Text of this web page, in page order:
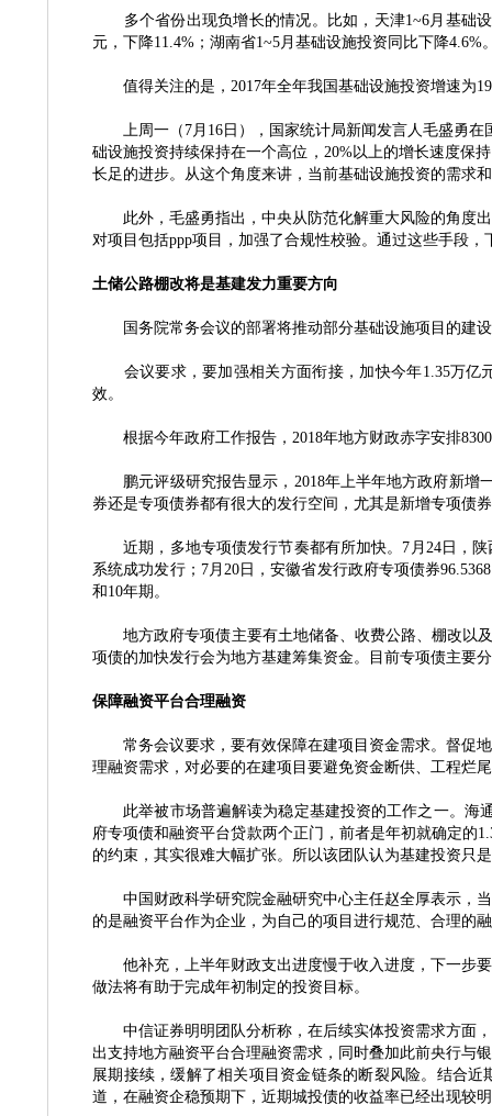
多个省份出现负增长的情况。比如，天津1~6月基础
元，下降11.4%；湖南省1~5月基础设施投资同比下降4.6%
值得关注的是， 2017年全年我国基础设施投资增速为
上周一（ 7月16日），国家统计局新闻发言人毛盛勇
础设施投资持续保持在一个高位，20%以上的增长速度保
长足的进步。从这个角度来讲，当前基础设施投资的需求
此外，毛盛勇指出，中央从防范化解重大风险的角度出
对项目包括ppp项目，加强了合规性校验。通过这些手段
土储公路棚改将是基建发力重要方向
国务院常务会议的部署将推动部分基础设施项目的建
会议要求，要加强相关方面衔接，加快今年1.35万亿
效。
根据今年政府工作报告， 2018年地方财政赤字安排
鹏元评级研究报告显示， 2018年上半年地方政府新增
券还是专项债券都有很大的发行空间，尤其是新增专项债
近期，多地专项债发行节奏都有所加快。 7月24日，
系统成功发行；7月20日，安徽省发行政府专项债券
和10年期。
地方政府专项债主要有土地储备、收费公路、棚改以
项债的加快发行会为地方基建筹集资金。目前专项债主要
保障融资平台合理融资
常务会议要求，要有效保障在建项目资金需求。督促地
理融资需求，对必要的在建项目要避免资金断供、工程烂
此举被市场普遍解读为稳定基建投资的工作之一。海
府专项债和融资平台贷款两个正门，前者是年初就确定的
的约束，其实很难大幅扩张。所以该团队认为基建投资只
中国财政科学研究院金融研究中心主任赵全厚表示，当
的是融资平台作为企业，为自己的项目进行规范、合理的
他补充，上半年财政支出进度慢于收入进度，下一步要
做法将有助于完成年初制定的投资目标。
中信证券明明团队分析称，在后续实体投资需求方面，
出支持地方融资平台合理融资需求，同时叠加此前央行与
展期接续，缓解了相关项目资金链条的断裂风险。结合
道，在融资企稳预期下，近期城投债的收益率已经出现较